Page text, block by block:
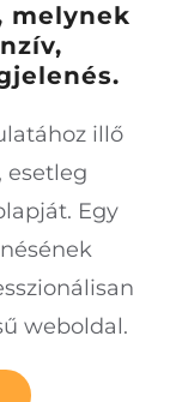
melynek
illő
esetleg
Egy
weboldal.